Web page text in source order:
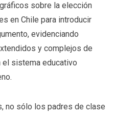
sobre la elección
en Chile para introducir
evidenciando
y complejos de
el sistema educativo
no sólo los padres de clase